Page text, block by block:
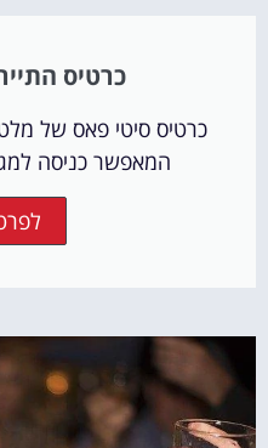
כרטיס
המאפשר כניסה